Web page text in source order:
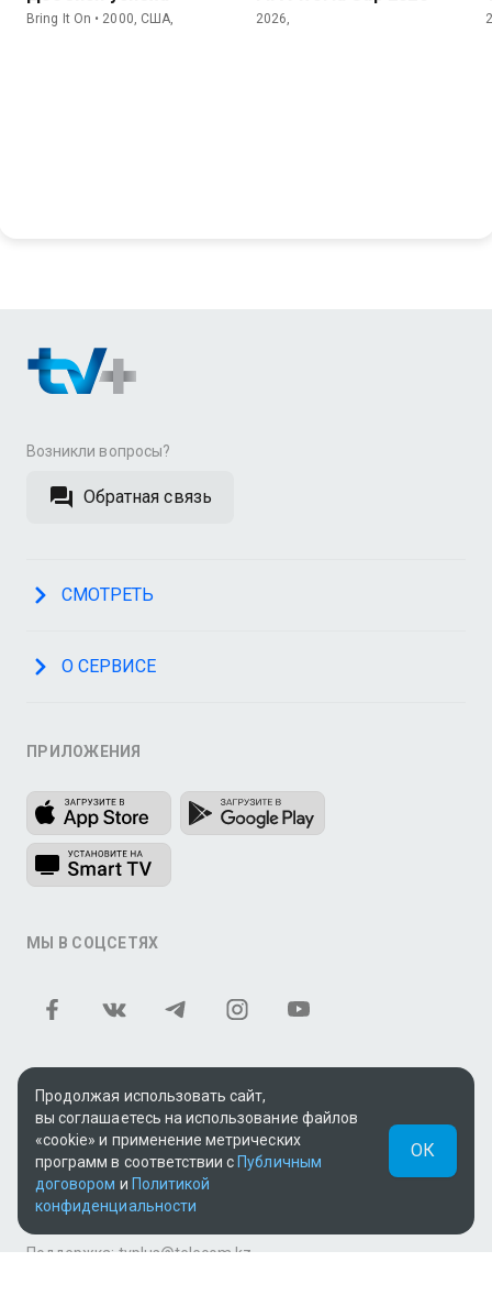
Bring It On • 2000, США, 2026,
Возникли вопросы?
Обратная связь
СМОТРЕТЬ
О СЕРВИСЕ
ПРИЛОЖЕНИЯ
МЫ В СОЦСЕТЯХ
Теле и видеоконтент TV+ предоставлен ТОО «ALACAST»
(Государственная лицензия № 12016823 от 22.11.2012).
В рамках услуги «Видео по подписке» для «Пакета
фильмов и сериалов tv+» контент предоставляется
онлайн-кинотеатром MEGOGO.
Поддержка: tvplus@telecom.kz
Продолжая использовать сайт,
вы соглашаетесь на использование файлов
«cookie» и применение метрических
программ в соответствии с Публичным
договором и Политикой
конфиденциальности
ОК